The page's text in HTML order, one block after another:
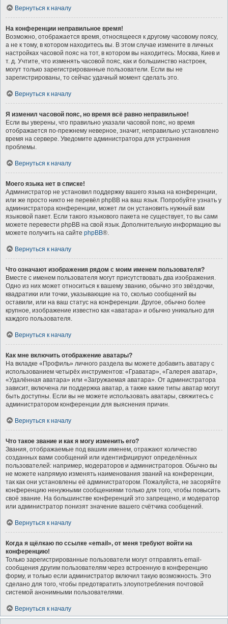
Вернуться к началу
На конференции неправильное время!
Возможно, отображается время, относящееся к другому часовому поясу,
а не к тому, в котором находитесь вы. В этом случае измените в личных
настройках часовой пояс на тот, в котором вы находитесь: Москва, Киев и
т. д. Учтите, что изменять часовой пояс, как и большинство настроек,
могут только зарегистрированные пользователи. Если вы не
зарегистрированы, то сейчас удачный момент сделать это.
Вернуться к началу
Я изменил часовой пояс, но время всё равно неправильное!
Если вы уверены, что правильно указали часовой пояс, но время
отображается по-прежнему неверное, значит, неправильно установлено
время на сервере. Уведомите администратора для устранения
проблемы.
Вернуться к началу
Моего языка нет в списке!
Администратор не установил поддержку вашего языка на конференции,
или же просто никто не перевёл phpBB на ваш язык. Попробуйте узнать у
администратора конференции, может ли он установить нужный вам
языковой пакет. Если такого языкового пакета не существует, то вы сами
можете перевести phpBB на свой язык. Дополнительную информацию вы
можете получить на сайте phpBB®.
Вернуться к началу
Что означают изображения рядом с моим именем пользователя?
Вместе с именем пользователя могут присутствовать два изображения.
Одно из них может относиться к вашему званию, обычно это звёздочки,
квадратики или точки, указывающие на то, сколько сообщений вы
оставили, или на ваш статус на конференции. Другое, обычно более
крупное, изображение известно как «аватара» и обычно уникально для
каждого пользователя.
Вернуться к началу
Как мне включить отображение аватары?
На вкладке «Профиль» личного раздела вы можете добавить аватару с
использованием четырёх инструментов: «Граватар», «Галерея аватар»,
«Удалённая аватара» или «Загружаемая аватара». От администратора
зависит, включена ли поддержка аватар, а также какие типы аватар могут
быть доступны. Если вы не можете использовать аватары, свяжитесь с
администратором конференции для выяснения причин.
Вернуться к началу
Что такое звание и как я могу изменить его?
Звания, отображаемые под вашим именем, отражают количество
созданных вами сообщений или идентифицируют определённых
пользователей: например, модераторов и администраторов. Обычно вы
не можете напрямую изменять наименования званий на конференции,
так как они установлены её администратором. Пожалуйста, не засоряйте
конференцию ненужными сообщениями только для того, чтобы повысить
своё звание. На большинстве конференций это запрещено, и модератор
или администратор понизят значение вашего счётчика сообщений.
Вернуться к началу
Когда я щёлкаю по ссылке «email», от меня требуют войти на
конференцию!
Только зарегистрированные пользователи могут отправлять email-
сообщения другим пользователям через встроенную в конференцию
форму, и только если администратор включил такую возможность. Это
сделано для того, чтобы предотвратить злоупотребления почтовой
системой анонимными пользователями.
Вернуться к началу